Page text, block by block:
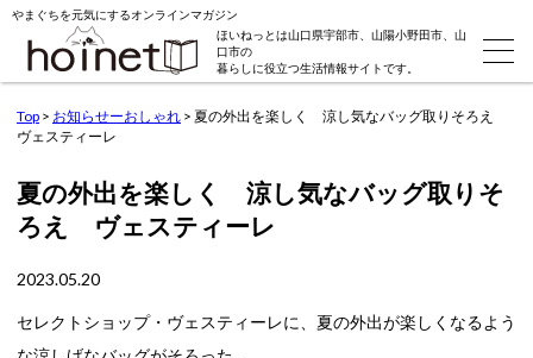
やまぐちを元気にするオンラインマガジン
ほいねっとは山口県宇部市、山陽小野田市、山
口市の
暮らしに役立つ生活情報サイトです。
Top > お知らせーおしゃれ > 夏の外出を楽しく 涼し気なバッグ取りそろえ
ヴェスティーレ
夏の外出を楽しく 涼し気なバッグ取りそ
ろえ ヴェスティーレ
2023.05.20
セレクトショップ・ヴェスティーレに、夏の外出が楽しくなるよう